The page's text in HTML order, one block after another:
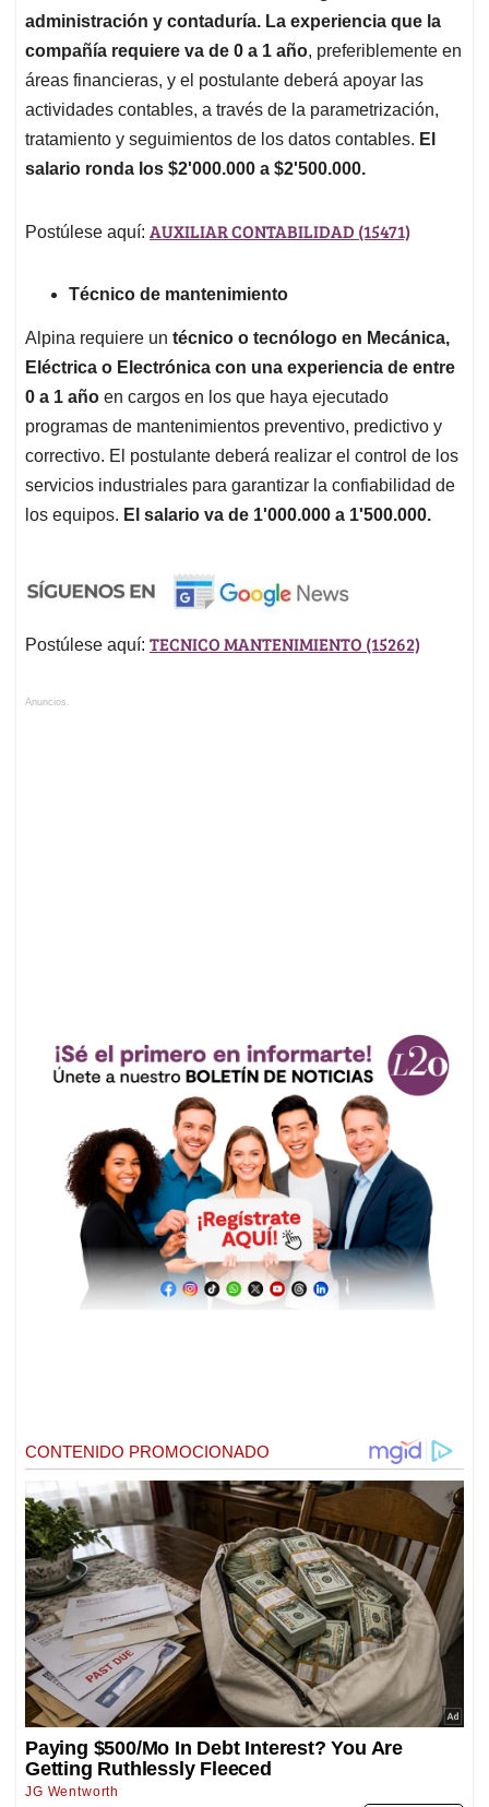
administración y contaduría. La experiencia que la
compañía requiere va de 0 a 1 año, preferiblemente en
áreas financieras, y el postulante deberá apoyar las
actividades contables, a través de la parametrización,
tratamiento y seguimientos de los datos contables. El
salario ronda los $2'000.000 a $2'500.000.
Postúlese aquí: AUXILIAR CONTABILIDAD (15471)
Técnico de mantenimiento
Alpina requiere un técnico o tecnólogo en Mecánica,
Eléctrica o Electrónica con una experiencia de entre
0 a 1 año en cargos en los que haya ejecutado
programas de mantenimientos preventivo, predictivo y
correctivo. El postulante deberá realizar el control de los
servicios industriales para garantizar la confiabilidad de
los equipos. El salario va de 1'000.000 a 1'500.000.
Postúlese aquí: TECNICO MANTENIMIENTO (15262)
Anuncios.